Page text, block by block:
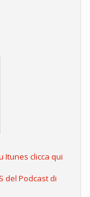
Itunes clicca qui
del Podcast di